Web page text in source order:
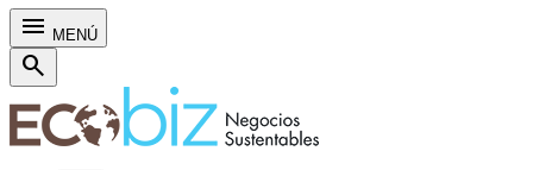
menu MENÚ
search